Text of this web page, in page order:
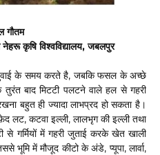
गौतम
कृषि विश्वविद्यालय, जबलपुर
के समय करते है, जबकि फसल के अच्छे
बाद मिटटी पलटने वाले हल से गहरी
बहुत ही ज्यादा लाभप्रद हो सकता है ।
लट, कटवा इल्ली, लालभृग की इल्ली तथा
से गर्मियों में गहरी जुताई करके खेत खाली
भूमि में मौजूद कीटो के अंडे, प्यूपा, लार्वा,